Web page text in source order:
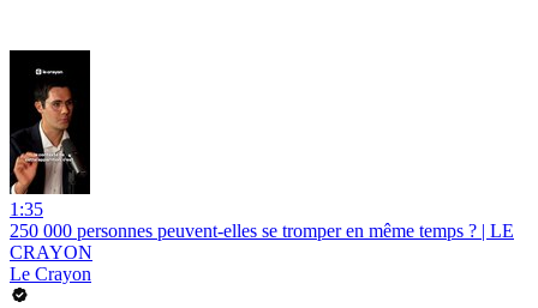
1:35
250 000 personnes peuvent-elles se tromper en même temps ? | LE
CRAYON
Le Crayon